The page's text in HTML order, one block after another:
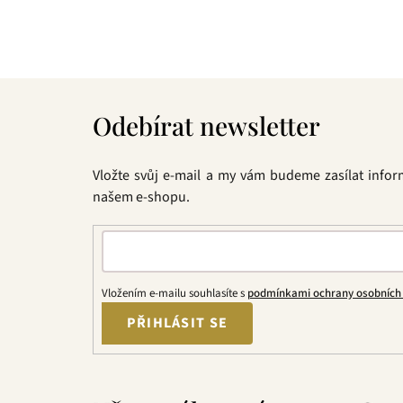
Odebírat newsletter
Vložte svůj e-mail a my vám budeme zasílat
našem e-shopu.
Vložením e-mailu souhlasíte s podmínkami ochrany
PŘIHLÁSIT SE